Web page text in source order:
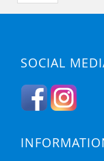
SOCIAL